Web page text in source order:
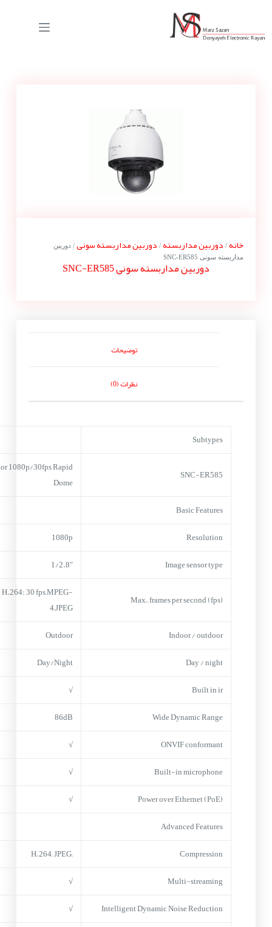
خانه/ دوربین مداربسته/ دوربین مداربسته سونی/ دوربین
مداربسته سونی SNC-ER585
دوربین مداربسته سونی SNC-ER585
توضیحات
نظرات (0)
Subtypes
SNC-ER585
1080p/30fps Rapid
Dome
Basic Features
Resolution
1080p
Image sensor type
1/2.8″
Max. frames per second (fps)
H.264: 30 fps;MPEG-
4;JPEG
Indoor / outdoor
Outdoor
Day / night
Day/Night
Built in ir
√
Wide Dynamic Range
86dB
ONVIF conformant
√
Built-in microphone
√
Power over Ethernet (PoE)
√
Advanced Features
Compression
;H.264; JPEG
Multi-streaming
√
Intelligent Dynamic Noise Reduction
√